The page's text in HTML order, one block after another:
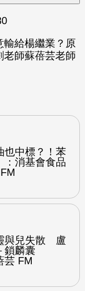
輸給楊繼業？原
老師蘇蓓芸老師
也中標？！苯
：消基會食品
與兒失散 盧
鎖麟囊
芸 FM